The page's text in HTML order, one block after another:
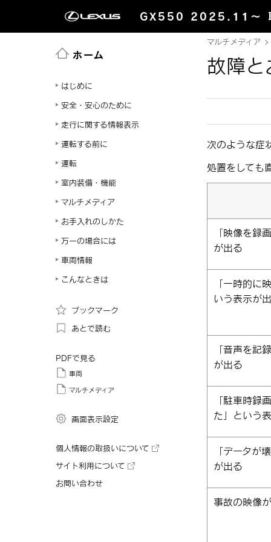
GX550 2025.11～
ホーム
はじめに
安全・安心のために
走行に関する情報表示
運転する前に
運転
室内装備・機能
マルチメディア
お手入れのしかた
万一の場合には
車両情報
こんなときは
ブックマーク
あとで読む
PDFで見る
車両
マルチメディア
画面表示設定
個人情報の取扱いについて
サイト利用について
お問い合わせ
マルチメディア
故障と
次のような症
処置をしても
「映像を録
が出る
「一時的に
いう表示が
「音声を記
が出る
「駐車時録
た」という
「データが
が出る
事故の映像